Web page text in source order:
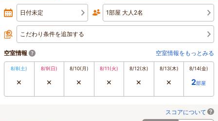
日付未定 1部屋 大人2名
こだわり条件を追加する
空室情報 空室情報をもっとみる
8/8(土)
×
8/9(日)
×
8/10(月)
×
8/11(火)
×
8/12(水)
×
8/13(木)
×
8/14(金)
2部屋
スコアについて